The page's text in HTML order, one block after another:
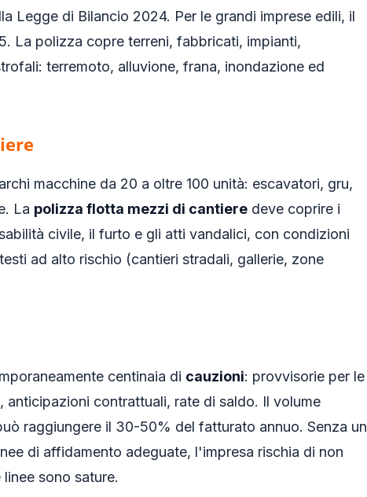
Legge di Bilancio 2024. Per le grandi imprese edili, il
La polizza copre terreni, fabbricati, impianti,
terremoto, alluvione, frana, inondazione ed
macchine da 20 a oltre 100 unità: escavatori, gru,
La polizza flotta mezzi di cantiere deve coprire i
civile, il furto e gli atti vandalici, con condizioni
ad alto rischio (cantieri stradali, gallerie, zone
centinaia di cauzioni: provvisorie per le
contrattuali, rate di saldo. Il volume
raggiungere il 30-50% del fatturato annuo. Senza un
di affidamento adeguate, l'impresa rischia di non
sono sature.